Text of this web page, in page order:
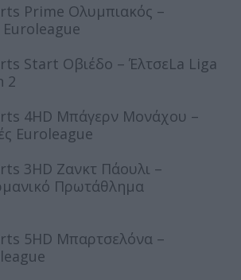
Prime Ολυμπιακός –
Start Οβιέδο – ΈλτσεLa Liga
2
4HD Μπάγερν Μονάχου –
Euroleague
3HD Ζανκτ Πάουλι –
Πρωτάθλημα
5HD Μπαρτσελόνα –